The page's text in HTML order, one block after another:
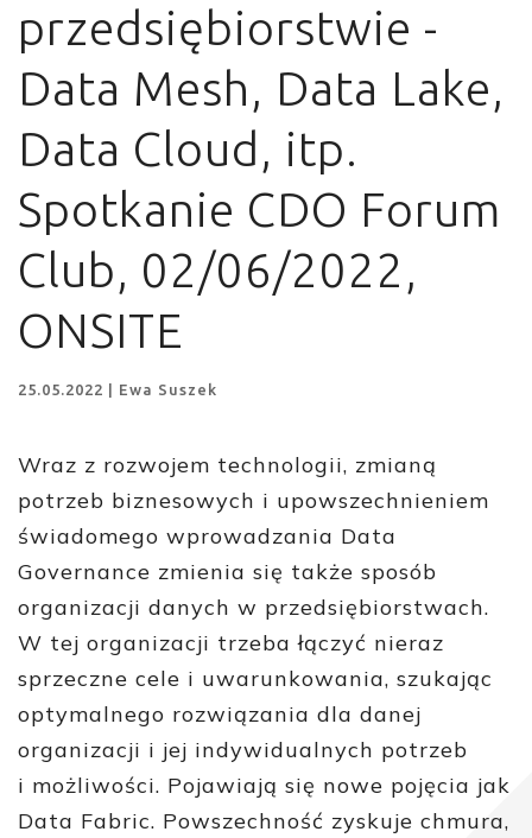
przedsiębiorstwie -
Data Mesh, Data Lake,
Data Cloud, itp.
Spotkanie CDO Forum
Club, 02/06/2022,
ONSITE
25.05.2022 | Ewa Suszek
Wraz z rozwojem technologii, zmianą
potrzeb biznesowych i upowszechnieniem
świadomego wprowadzania Data
Governance zmienia się także sposób
organizacji danych w przedsiębiorstwach.
W tej organizacji trzeba łączyć nieraz
sprzeczne cele i uwarunkowania, szukając
optymalnego rozwiązania dla danej
organizacji i jej indywidualnych potrzeb
i możliwości. Pojawiają się nowe pojęcia jak
Data Fabric. Powszechność zyskuje chmura,